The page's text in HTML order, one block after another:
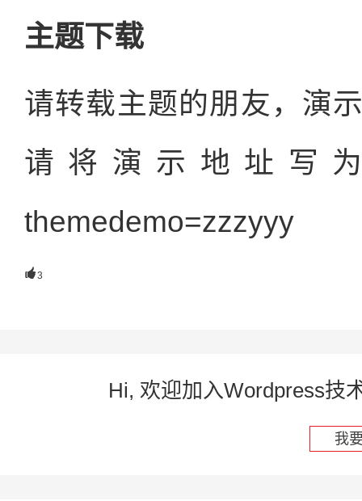
主题下载
请转载主题的朋友，演
请将演示地址写为
themedemo=zzzyyy
3
Hi, 欢迎加入Wordpress技
我